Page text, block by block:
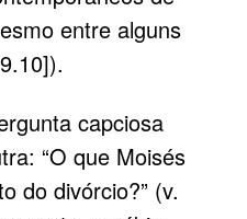
entre alguns
capciosa
“O que Moisés
do divórcio?” (v.